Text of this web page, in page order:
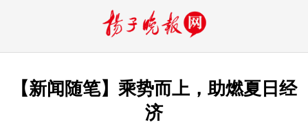
【新闻随笔】乘势而上，助燃夏日经
济